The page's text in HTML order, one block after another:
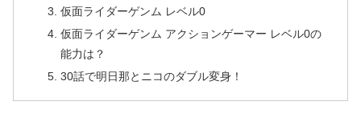
仮面ライダーゲンム レベル0
仮面ライダーゲンム アクションゲーマー レベル0の
能力は？
30話で明日那とニコのダブル変身！